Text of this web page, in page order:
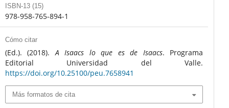
ISBN-13 (15)
978-958-765-894-1
Cómo citar
(Ed.). (2018).A Isaacs lo que es de Isaacs. Programa
Editorial Universidad del Valle.
https://doi.org/10.25100/peu.7658941
Más formatos de cita